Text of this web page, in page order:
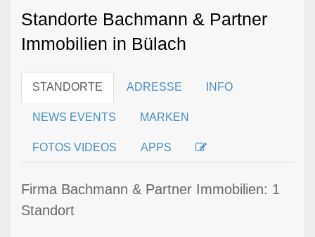
Standorte Bachmann & Partner
Immobilien in Bülach
STANDORTE ADRESSE INFO
NEWS EVENTS MARKEN
FOTOS VIDEOS APPS
Firma Bachmann & Partner Immobilien: 1
Standort